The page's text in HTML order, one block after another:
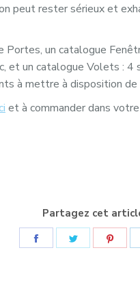
peut rester sérieux et
Portes, un catalogue
et un catalogue Volets :
à mettre à disposition
et à commander dans
Partagez cet
Partager Partager